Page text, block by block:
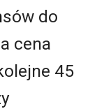
do
cena
45